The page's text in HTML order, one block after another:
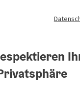
Lamm steht im
Wohlfühlambiente,
in vollen Zügen
Zentrum